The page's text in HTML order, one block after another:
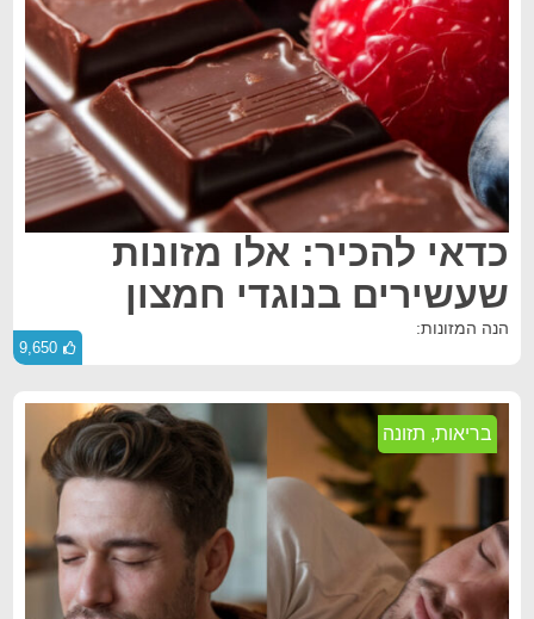
כדאי להכיר: אלו מזונות
שעשירים בנוגדי חמצון
הנה המזונות:
9,650
בריאות, תזונה